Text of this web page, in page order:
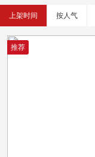
上架时间 按人气
推荐